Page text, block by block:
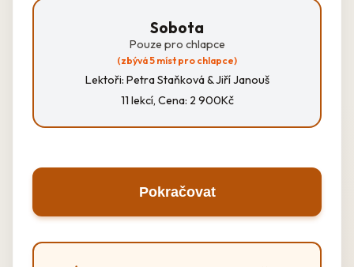
Sobota
Pouze pro chlapce
(zbývá 5 míst pro chlapce)
Lektoři: Petra Staňková & Jiří Janouš
11 lekcí, Cena: 2 900Kč
Pokračovat